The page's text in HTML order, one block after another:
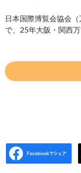
日本国際博覧会協会
で、25年大阪・関西